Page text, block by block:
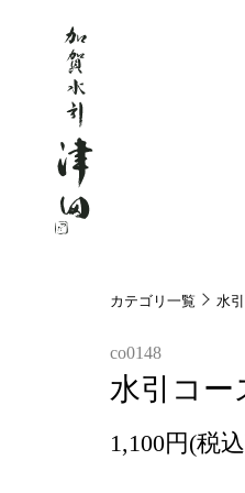
カテゴリ一覧 水
co0148
水引コ
1,100円(税